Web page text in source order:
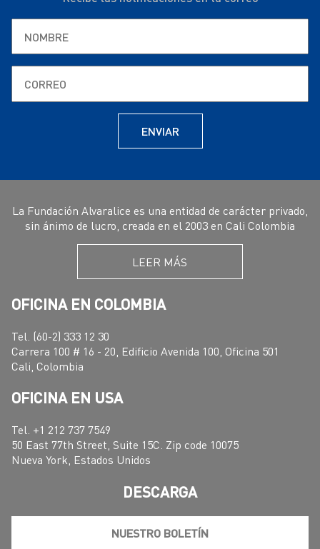
La Fundación Alvaralice es una entidad de carácter privado,
sin ánimo de lucro, creada en el 2003 en Cali Colombia
LEER MÁS
OFICINA EN COLOMBIA
Tel. (60-2) 333 12 30
Carrera 100 # 16 - 20, Edificio Avenida 100, Oficina 501
Cali, Colombia
OFICINA EN USA
Tel. +1 212 737 7549
50 East 77th Street, Suite 15C. Zip code 10075
Nueva York, Estados Unidos
DESCARGA
NUESTRO BOLETÍN